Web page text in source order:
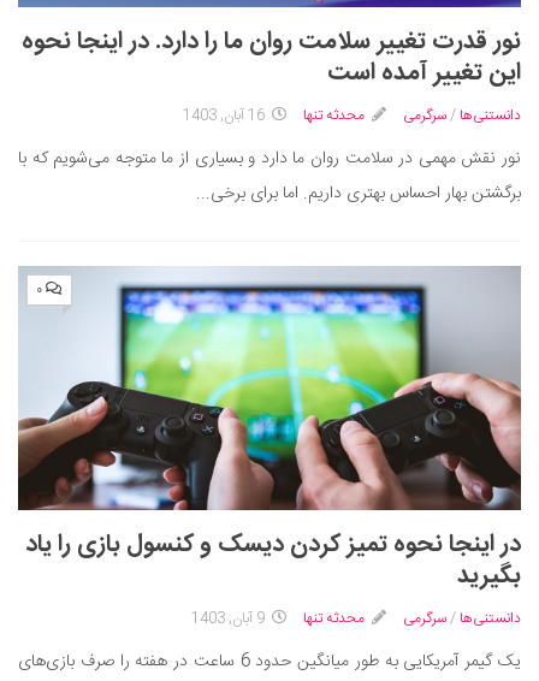
نور قدرت تغییر سلامت روان ما را دارد. در اینجا نحوه
این تغییر آمده است
دانستنی‌ها /سرگرمی محدثه تنها 16 آبان, 1403
نور نقش مهمی در سلامت روان ما دارد و بسیاری از ما متوجه می‌شویم که با
برگشتن بهار احساس بهتری داریم. اما برای برخی...
۰
در اینجا نحوه تمیز کردن دیسک و کنسول بازی را یاد
بگیرید
دانستنی‌ها /سرگرمی محدثه تنها 9 آبان, 1403
یک گیمر آمریکایی به طور میانگین حدود 6 ساعت در هفته را صرف بازی‌های